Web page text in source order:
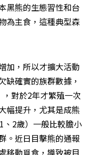
黑熊的生態習性和台
為主食，這種典型森
加，所以才擴大活動
缺確實的族群數據，
對於2年才繁殖一次
幅提升，尤其是成熊
、2歲）一般比較膽小
。近日目擊熊的通報